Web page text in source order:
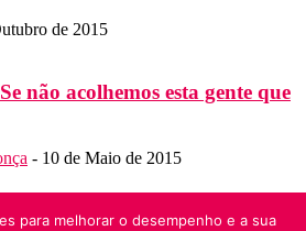
de 2015
não acolhemos esta gente que
- 10 de Maio de 2015
para melhorar o desempenho e a sua